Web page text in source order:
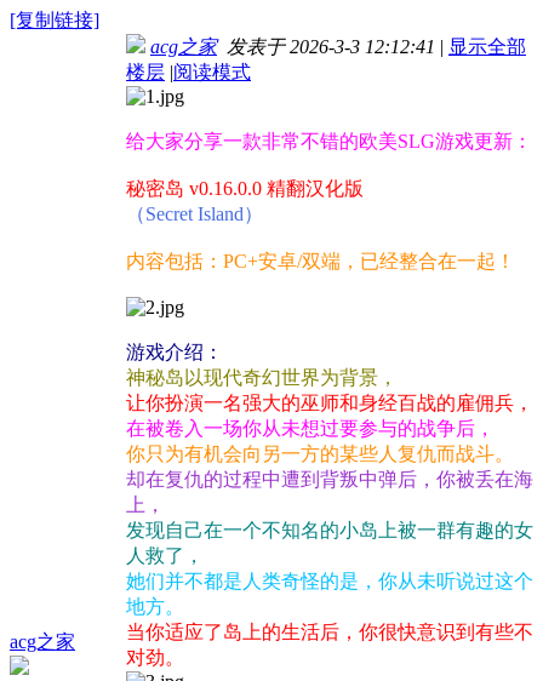
[复制链接]
acg之家
acg之家发表于 2026-3-3 12:12:41 | 显示全部
楼层 |阅读模式
给大家分享一款非常不错的欧美SLG游戏更新：
秘密岛 v0.16.0.0 精翻汉化版
（Secret Island）
内容包括：PC+安卓/双端，已经整合在一起！
游戏介绍：
神秘岛以现代奇幻世界为背景，
让你扮演一名强大的巫师和身经百战的雇佣兵，
在被卷入一场你从未想过要参与的战争后，
你只为有机会向另一方的某些人复仇而战斗。
却在复仇的过程中遭到背叛中弹后，你被丢在海
上，
发现自己在一个不知名的小岛上被一群有趣的女
人救了，
她们并不都是人类奇怪的是，你从未听说过这个
地方。
当你适应了岛上的生活后，你很快意识到有些不
对劲。